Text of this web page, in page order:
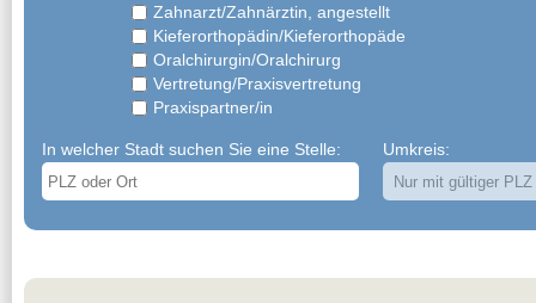
Zahnarzt/Zahnärztin, angestellt
Kieferorthopädin/Kieferorthopäde
Oralchirurgin/Oralchirurg
Vertretung/Praxisvertretung
Praxispartner/in
In welcher Stadt suchen Sie eine Stelle: Umkreis: